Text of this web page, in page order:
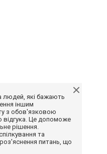
людей, які бажають
іншим
з обов'язковою
відгука. Це допоможе
рішення.
та
питань, що